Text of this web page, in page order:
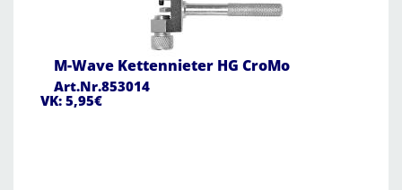
M-Wave Kettennieter HG CroMo
Art.Nr.853014
VK: 5,95€